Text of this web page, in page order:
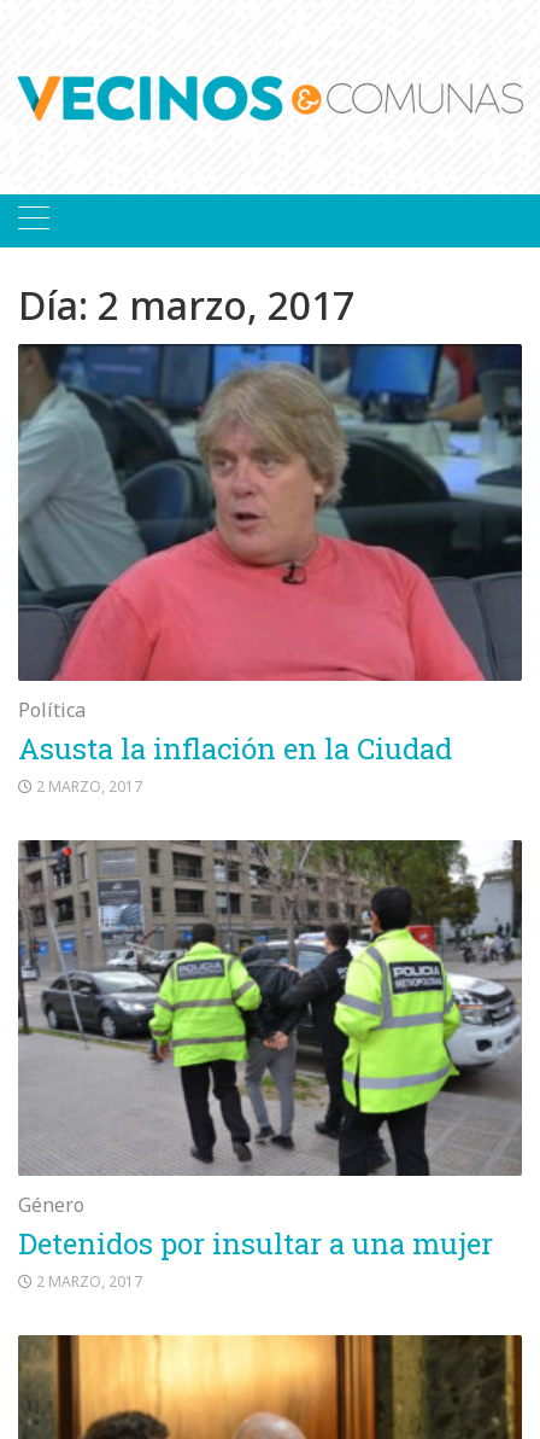
Día: 2 marzo, 2017
Política
Asusta la inflación en la Ciudad
2 MARZO, 2017
Género
Detenidos por insultar a una mujer
2 MARZO, 2017